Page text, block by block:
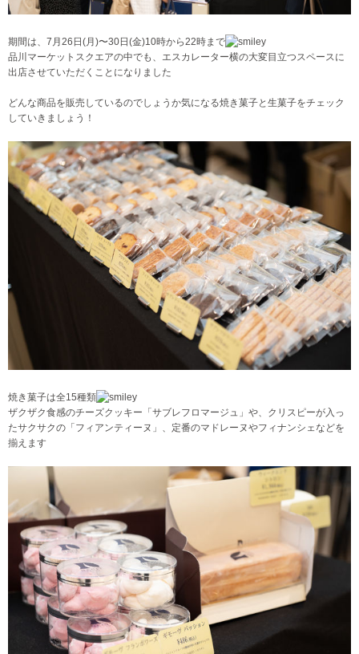
期間は、7月26日(月)〜30日(金)10時から22時まで
品川マーケットスクエアの中でも、エスカレーター横の大変目立つスペースに
出店させていただくことになりました
どんな商品を販売しているのでしょうか気になる焼き菓子と生菓子をチェック
していきましょう！
焼き菓子は全15種類
ザクザク食感のチーズクッキー「サブレフロマージュ」や、クリスピーが入っ
たサクサクの「フィアンティーヌ」、定番のマドレーヌやフィナンシェなどを
揃えます